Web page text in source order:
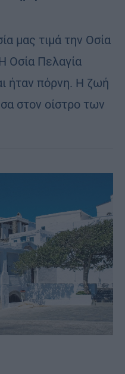
μας τιμά την Οσία
Οσία Πελαγία
ήταν πόρνη. Η ζωή
στον οίστρο των